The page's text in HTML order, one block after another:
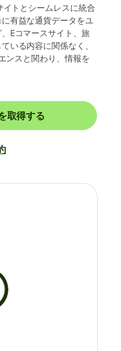
トとシームレスに統合
有益な通貨データをユ
Eコマースサイト、旅
いる内容に関係なく、
ンスと関わり、情報を
取得する